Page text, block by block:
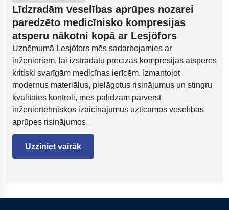
Līdzradām veselības aprūpes nozarei
paredzēto medicīnisko kompresijas
atsperu nākotni kopā ar Lesjöfors
Uzņēmumā Lesjöfors mēs sadarbojamies ar
inženieriem, lai izstrādātu precīzas kompresijas atsperes
kritiski svarīgām medicīnas ierīcēm. Izmantojot
modernus materiālus, pielāgotus risinājumus un stingru
kvalitātes kontroli, mēs palīdzam pārvērst
inženiertehniskos izaicinājumus uzticamos veselības
aprūpes risinājumos.
Uzziniet vairāk